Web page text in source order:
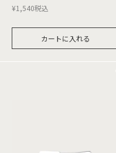
¥1,540税込
カートに入れる